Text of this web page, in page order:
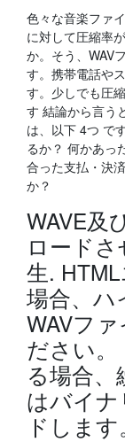
色々な音楽ファ
に対して圧縮率
か。そう、WAV
す。携帯電話や
す。少しでも圧
す 結論から言う
は、以下 4つ で
るか？ 何かあっ
合った支払・決
か？
WAVE及
ロード
生.
場合、ハ
WAVフ
ださい
る場合
はバイ
ドします。